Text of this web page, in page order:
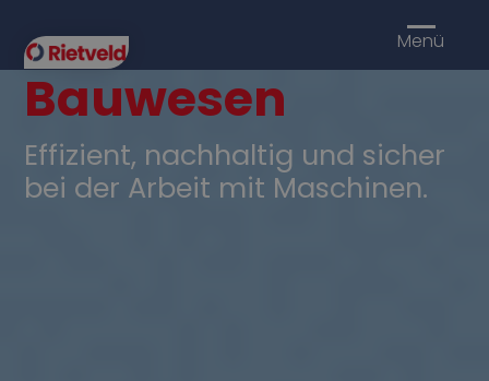
Menü
Bauwesen
Effizient, nachhaltig und sicher
bei der Arbeit mit Maschinen.